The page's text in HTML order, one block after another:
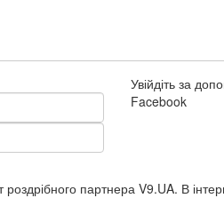
Увійдіть за
Facebook
партнера V9.UA. В